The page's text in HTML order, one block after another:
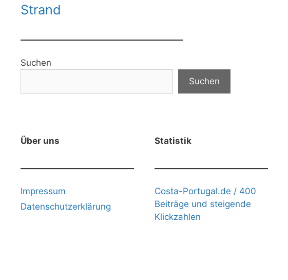
Strand
Suchen
Suchen
Über uns
Impressum
Datenschutzerklärung
Statistik
Costa-Portugal.de / 400
Beiträge und steigende
Klickzahlen